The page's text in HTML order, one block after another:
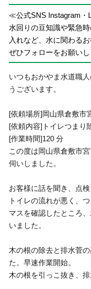
≪公式SNS Instagram
水回りの豆知識や緊急
入れなど、水に関わる
ぜひフォローをお願いし
いつもおかやま水道職
うございます。
[依頼場所]岡山県倉敷市
[依頼内容]トイレつまり
[作業時間]120 分
この度は岡山県倉敷市
伺いしました。
お客様に話を聞き、点検
トイレの流れが悪く、
マスを確認したところ
いました。
木の根の除去と排水菅
た。早速作業開始。
木の根を引っこ抜き、